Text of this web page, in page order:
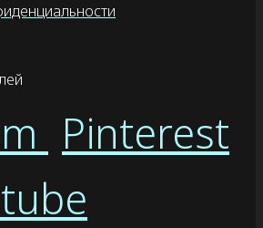
Pinterest